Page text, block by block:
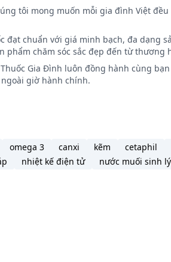
tôi mong muốn mỗi gia đình Việt
đạt chuẩn với giá minh bạch, đa dạng
phẩm chăm sóc sắc đẹp đến từ
Gia Đình luôn đồng hành cùng
giờ hành chính.
omega 3 canxi kẽm
cetaphil
nhiệt kế điện tử nước muối sinh lý